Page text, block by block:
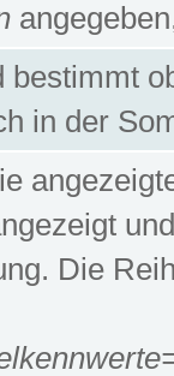
bestimmt
in der
Die